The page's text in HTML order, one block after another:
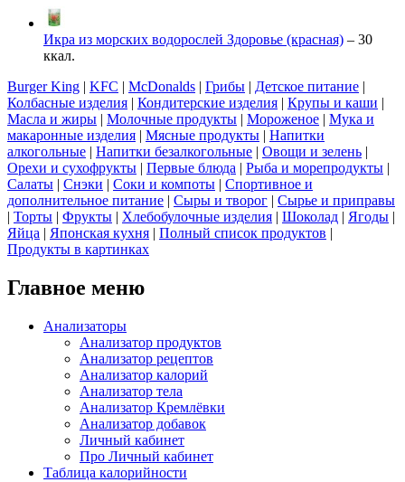
Икра из морских водорослей Здоровье (красная) – 30
ккал.
Burger King | KFC | McDonalds | Грибы | Детское питание |
Колбасные изделия | Кондитерские изделия | Крупы и каши |
Масла и жиры | Молочные продукты | Мороженое | Мука и
макаронные изделия | Мясные продукты | Напитки
алкогольные | Напитки безалкогольные | Овощи и зелень |
Орехи и сухофрукты | Первые блюда | Рыба и морепродукты |
Салаты | Снэки | Соки и компоты | Спортивное и
дополнительное питание | Сыры и творог | Сырье и приправы
| Торты | Фрукты | Хлебобулочные изделия | Шоколад | Ягоды |
Яйца | Японская кухня | Полный список продуктов |
Продукты в картинках
Главное меню
Анализаторы
Анализатор продуктов
Анализатор рецептов
Анализатор калорий
Анализатор тела
Анализатор Кремлёвки
Анализатор добавок
Личный кабинет
Про Личный кабинет
Таблица калорийности